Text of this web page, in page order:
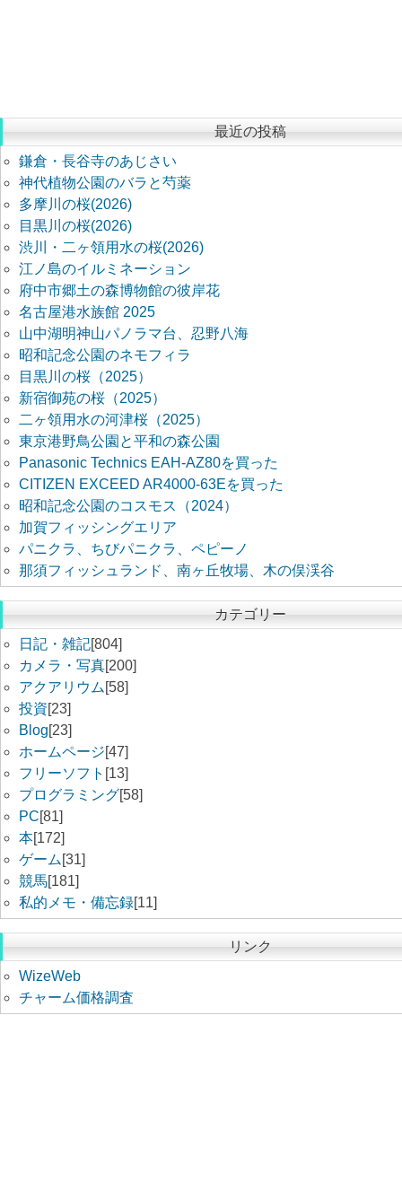
最近の投稿
鎌倉・長谷寺のあじさい
神代植物公園のバラと芍薬
多摩川の桜(2026)
目黒川の桜(2026)
渋川・二ヶ領用水の桜(2026)
江ノ島のイルミネーション
府中市郷土の森博物館の彼岸花
名古屋港水族館 2025
山中湖明神山パノラマ台、忍野八海
昭和記念公園のネモフィラ
目黒川の桜（2025）
新宿御苑の桜（2025）
二ヶ領用水の河津桜（2025）
東京港野鳥公園と平和の森公園
Panasonic Technics EAH-AZ80を買った
CITIZEN EXCEED AR4000-63Eを買った
昭和記念公園のコスモス（2024）
加賀フィッシングエリア
パニクラ、ちびパニクラ、ペピーノ
那須フィッシュランド、南ヶ丘牧場、木の俣渓谷
カテゴリー
日記・雑記[804]
カメラ・写真[200]
アクアリウム [58]
投資[23]
Blog[23]
ホームページ[47]
フリーソフト [13]
プログラミング[58]
PC[81]
本[172]
ゲーム [31]
競馬[181]
私的メモ・備忘録[11]
リンク
WizeWeb
チャーム価格調査